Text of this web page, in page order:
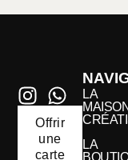
Offrir
une
carte
LA
MAISON
LA